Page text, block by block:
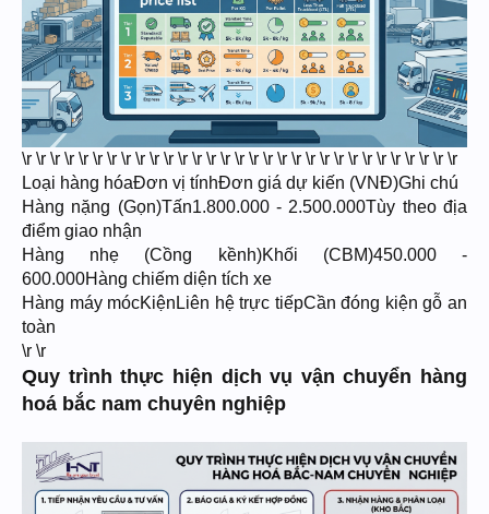
\r \r \r \r \r \r \r \r \r \r \r \r \r \r \r \r \r \r \r \r \r \r \r \r \r \r \r \r \r \r \r
Loại hàng hóaĐơn vị tínhĐơn giá dự kiến (VNĐ)Ghi chú
Hàng nặng (Gọn)Tấn1.800.000 - 2.500.000Tùy theo địa
điểm giao nhận
Hàng nhẹ (Cồng kềnh)Khối (CBM)450.000 -
600.000Hàng chiếm diện tích xe
Hàng máy mócKiệnLiên hệ trực tiếpCần đóng kiện gỗ an
toàn
\r \r
Quy trình thực hiện dịch vụ vận chuyển hàng
hoá bắc nam chuyên nghiệp